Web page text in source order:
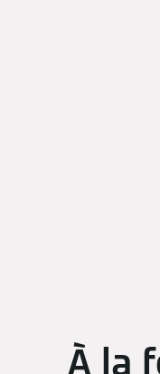
À la